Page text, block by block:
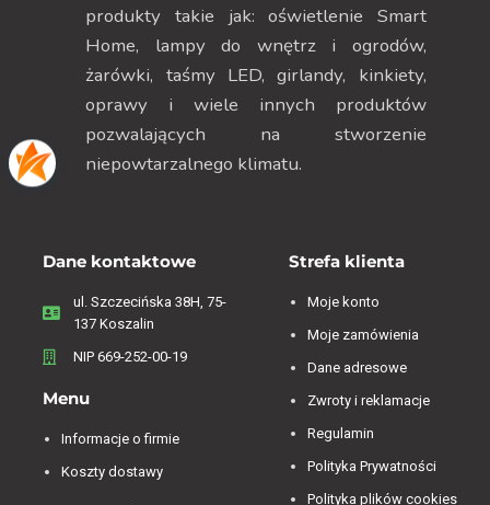
produkty takie jak: oświetlenie Smart
Home, lampy do wnętrz i ogrodów,
żarówki, taśmy LED, girlandy, kinkiety,
oprawy i wiele innych produktów
pozwalających na stworzenie
niepowtarzalnego klimatu.
Dane kontaktowe
ul. Szczecińska 38H, 75-
137 Koszalin
NIP 669-252-00-19
Menu
Informacje o firmie
Koszty dostawy
Strefa klienta
Moje konto
Moje zamówienia
Dane adresowe
Zwroty i reklamacje
Regulamin
Polityka Prywatności
Polityka plików cookies